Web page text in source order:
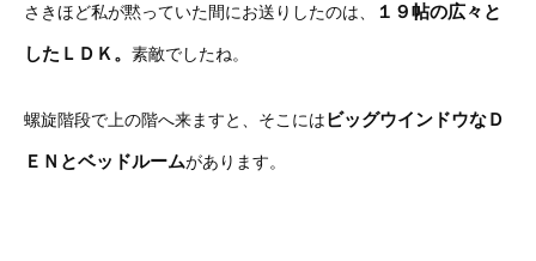
さきほど私が黙っていた間にお送りしたのは、 １９帖の広々と
したＬＤＫ。 素敵でしたね。
螺旋階段で上の階へ来ますと、そこにはビッグウインドウなＤ
ＥＮとベッドルームがあります。